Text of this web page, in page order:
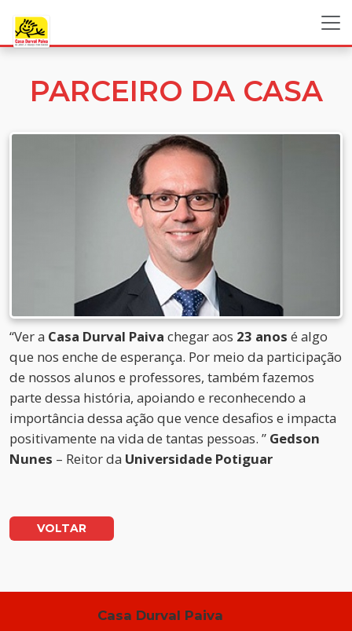
PARCEIRO DA CASA
“Ver a Casa Durval Paiva chegar aos 23 anos é algo
que nos enche de esperança. Por meio da participação
de nossos alunos e professores, também fazemos
parte dessa história, apoiando e reconhecendo a
importância dessa ação que vence desafios e impacta
positivamente na vida de tantas pessoas. ” Gedson
Nunes – Reitor da Universidade Potiguar
VOLTAR
Casa Durval Paiva